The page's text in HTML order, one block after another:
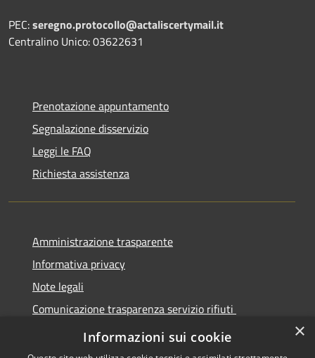
PEC:seregno.protocollo@actaliscertymail.it
Centralino Unico: 03622631
Prenotazione appuntamento
Segnalazione disservizio
Leggi le FAQ
Richiesta assistenza
Amministrazione trasparente
Informativa privacy
Note legali
Comunicazione trasparenza servizio rifiuti
Dichiarazione di accessibilità
×
Informazioni sui cookie